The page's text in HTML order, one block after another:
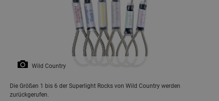
Wild Country
Die Größen 1 bis 6 der Superlight Rocks von Wild Country werden
zurückgerufen.